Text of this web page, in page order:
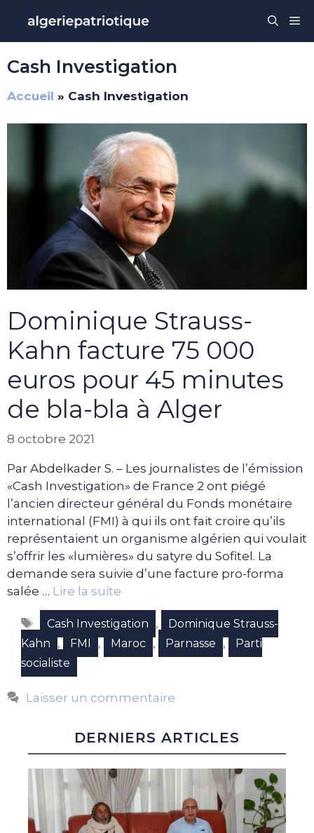
contenu
Cash Investigation
Accueil » Cash Investigation
Dominique Strauss-
Kahn facture 75 000
euros pour 45 minutes
de bla-bla à Alger
8 octobre 2021
Par Abdelkader S. – Les journalistes de l’émission
«Cash Investigation» de France 2 ont piégé
l’ancien directeur général du Fonds monétaire
international (FMI) à qui ils ont fait croire qu’ils
représentaient un organisme algérien qui voulait
s’offrir les «lumières» du satyre du Sofitel. La
demande sera suivie d’une facture pro-forma
salée … Lire la suite
Étiquettes
Cash Investigation ,
Dominique Strauss-
Kahn
, FMI , Maroc , Parnasse ,
Parti
socialiste
Laisser un commentaire
DERNIERS ARTICLES